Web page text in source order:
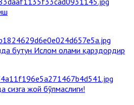
бутун Ислом олами қарздордир
сизга жой бўлмаслиги!